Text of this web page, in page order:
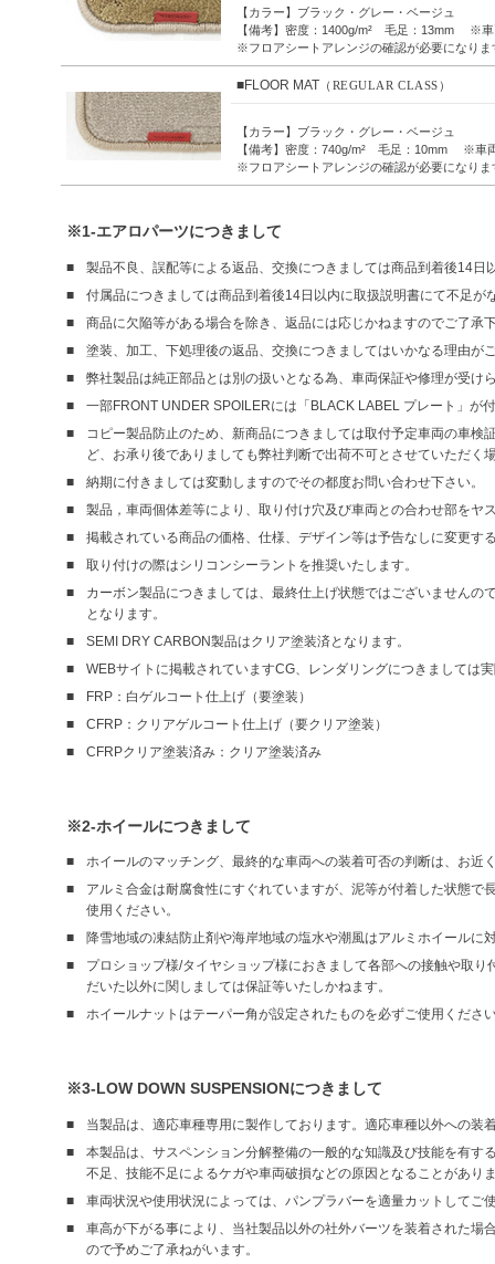
【カラー】ブラック・グレー・ベージュ
【備考】密度：1400g/m² 毛足：13mm ※車
※フロアシートアレンジの確認が必要になりま
■FLOOR MAT （REGULAR CLASS）
【カラー】ブラック・グレー・ベージュ
【備考】密度：740g/m² 毛足：10mm ※車
※フロアシートアレンジの確認が必要になりま
※1-エアロパーツにつきまして
製品不良、誤配等による返品、交換につきましては商品到着後14
付属品につきましては商品到着後14日以内に取扱説明書にて不足が
商品に欠陥等がある場合を除き、返品には応じかねますのでご了承
塗装、加工、下処理後の返品、交換につきましてはいかなる理由が
弊社製品は純正部品とは別の扱いとなる為、車両保証や修理が受け
一部FRONT UNDER SPOILERには「BLACK LABEL プレート」が
コピー製品防止のため、新商品につきましては取付予定車両の車
ど、お承り後でありましても弊社判断で出荷不可とさせていただく
納期に付きましては変動しますのでその都度お問い合わせ下さい。
製品，車両個体差等により、取り付け穴及び車両との合わせ部をヤ
掲載されている商品の価格、仕様、デザイン等は予告なしに変更す
取り付けの際はシリコンシーラントを推奨いたします。
カーボン製品につきましては、最終仕上げ状態ではございません
となります。
SEMI DRY CARBON製品はクリア塗装済となります。
WEBサイトに掲載されていますCG、レンダリングにつきましては
FRP：白ゲルコート仕上げ（要塗装）
CFRP：クリアゲルコート仕上げ（要クリア塗装）
CFRPクリア塗装済み：クリア塗装済み
※2-ホイールにつきまして
ホイールのマッチング、最終的な車両への装着可否の判断は、お
アルミ合金は耐腐食性にすぐれていますが、泥等が付着した状態
使用ください。
降雪地域の凍結防止剤や海岸地域の塩水や潮風はアルミホイール
プロショップ様/タイヤショップ様におきまして各部への接触や取
だいた以外に関しましては保証等いたしかねます。
ホイールナットはテーパー角が設定されたものを必ずご使用くださ
※3-LOW DOWN SUSPENSIONにつきまして
当製品は、適応車種専用に製作しております。適応車種以外への
本製品は、サスペンション分解整備の一般的な知識及び技能を有
不足、技能不足によるケガや車両破損などの原因となることがあり
車両状況や使用状況によっては、パンプラバーを適量カットしてご
車高が下がる事により、当社製品以外の社外バーツを装着された
ので予めご了承ねがいます。